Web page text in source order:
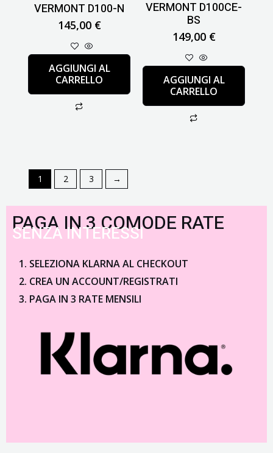
VERMONT D100-N
145,00 €
AGGIUNGI AL
CARRELLO
VERMONT D100CE-
BS
149,00 €
AGGIUNGI AL
CARRELLO
1 2 3 →
PAGA IN 3 COMODE RATE
SENZA INTERESSI
SELEZIONA KLARNA AL CHECKOUT
CREA UN ACCOUNT/REGISTRATI
PAGA IN 3 RATE MENSILI